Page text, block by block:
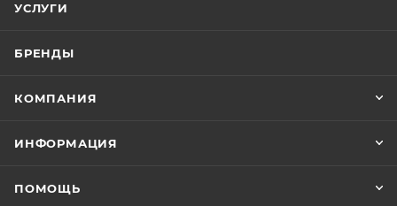
УСЛУГИ
БРЕНДЫ
КОМПАНИЯ
ИНФОРМАЦИЯ
ПОМОЩЬ